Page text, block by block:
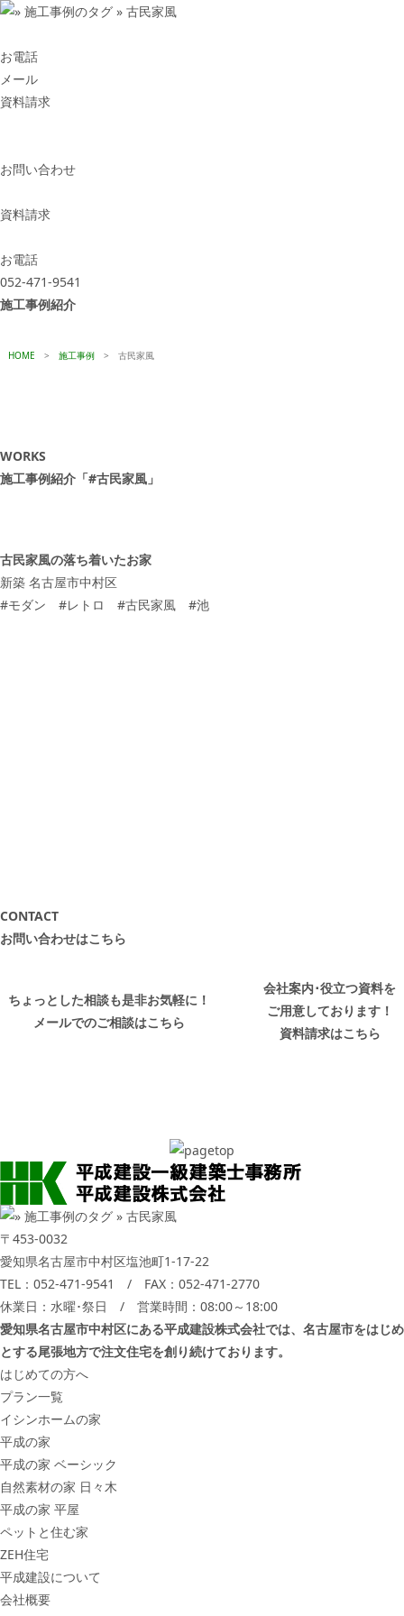
お電話
メール
資料請求
お問い合わせ
資料請求
お電話
052-471-9541
施工事例紹介
HOME > 施工事例> 古民家風
WORKS
施工事例紹介「#古民家風」
古民家風の落ち着いたお家
新築 名古屋市中村区
#モダン #レトロ #古民家風 #池
CONTACT
お問い合わせはこちら
ちょっとした相談も是非お気軽に！
メールでのご相談はこちら
会社案内･役立つ資料を
ご用意しております！
資料請求はこちら
〒453-0032
愛知県名古屋市中村区塩池町1-17-22
TEL： 052-471-9541
/ FAX：052-471-2770
休業日：水曜･祭日 / 営業時間：08:00～18:00
愛知県名古屋市中村区にある平成建設株式会社では、名古屋市をはじめ
とする尾張地方で注文住宅を創り続けております。
はじめての方へ
プラン一覧
イシンホームの家
平成の家
平成の家 ベーシック
自然素材の家 日々木
平成の家 平屋
ペットと住む家
ZEH住宅
平成建設について
会社概要